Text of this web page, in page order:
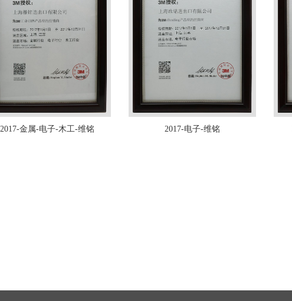
2017-金属-电子-木工-维铭 2017-电子-维铭